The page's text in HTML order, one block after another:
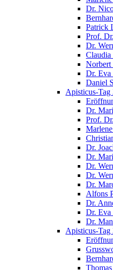
Dr.
Patrick
Prof.
Dr.
Claudia
Norbert
Dr. Eva
Daniel
Apisticus-Tag
Dr.
Prof.
Dr.
Dr.
Dr.
Dr.
Dr.
Alfons
Dr.
Dr. Eva
Dr.
Apisticus-Tag